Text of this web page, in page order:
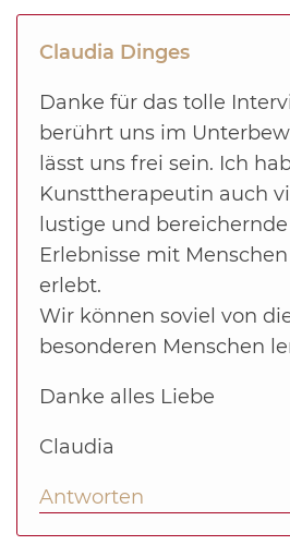
Claudia Dinges
Danke für das tolle
berührt uns im
lässt uns frei sein. Ich
Kunsttherapeutin auch
lustige und
Erlebnisse mit
erlebt.
Wir können soviel von
besonderen Menschen
Danke alles Liebe
Claudia
Antworten